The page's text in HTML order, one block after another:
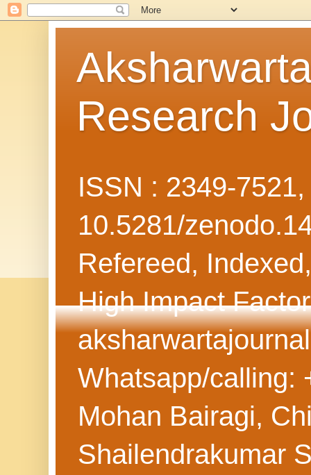
Research
ISSN : 2349-
10.5281/
Refereed,
High Impact
Whatsapp/calling:
Mohan Bairagi,
Shailendrakumar